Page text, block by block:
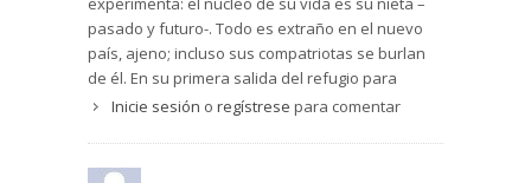
sentidos que palpitan en su corazón: el sabor,
los colores y olores de su tierra... (13, 14) Es
verdad que en el nuevo país, le llevan a lugares
limpios, con un calor agradable frente al frío de
la calle. Pero se siente como un objeto, no le
pasado y futuro-. Todo es extraño en el nuevo
país, ajeno; incluso sus compatriotas se burlan
de él. En su primera salida del refugio para
emigrantes conoce al señor Bark, un hombre
para él totalmente desconocida.
Inicie sesión o regístrese para comentar